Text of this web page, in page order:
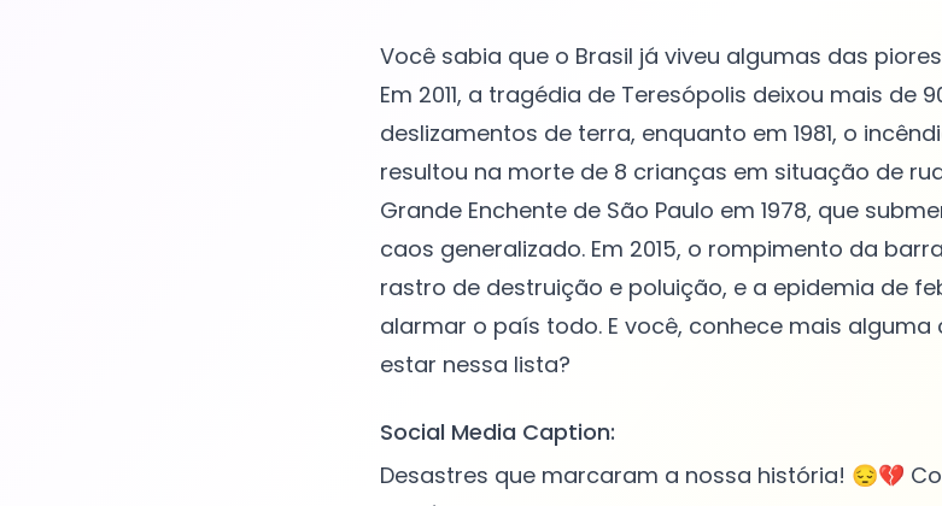
Você sabia que o Brasil já viveu algumas das
Em 2011, a tragédia de Teresópolis deixou mais de
deslizamentos de terra, enquanto em 1981, o
resultou na morte de 8 crianças em situação de
Grande Enchente de São Paulo em 1978, que
caos generalizado. Em 2015, o rompimento da
rastro de destruição e poluição, e a epidemia de
alarmar o país todo. E você, conhece mais
Social Media Caption:
Desastres que marcaram a nossa história! 😔💔